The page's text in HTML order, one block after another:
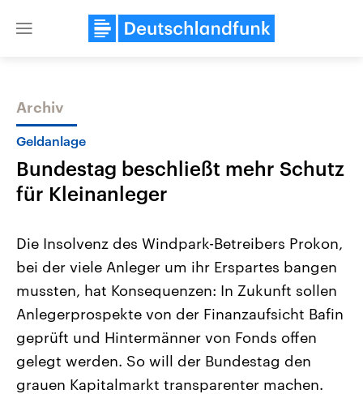
Close
Themen
Landtagswahl Sachsen-Anhalt
2026
Alle Informationen
Sachsen-Anhalt wählt am 6.
September 2026 einen neuen
Landtag. Seit 2021 wird das
Bundesland von einer Koalition aus
CDU, SPD und FDP regiert.-
Umfragen, Prognosen,
USA
Aktuelle Beiträge,
Hintergründe
Wirtschaftlich und
gehören die Vereinigten
den mächtigsten Ländern
mit großem Einfluss auf
aktuelle Weltgeschehen.
Archiv
Geldanlage
Bundestag beschließt mehr Schutz
für Kleinanleger
Die Insolvenz des Windpark-Betreibers Prokon,
bei der viele Anleger um ihr Erspartes bangen
mussten, hat Konsequenzen: In Zukunft sollen
Anlegerprospekte von der Finanzaufsicht Bafin
geprüft und Hintermänner von Fonds offen
gelegt werden. So will der Bundestag den
grauen Kapitalmarkt transparenter machen.